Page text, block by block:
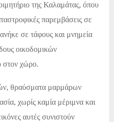
της Καλαμάτας, όπου
παρεμβάσεις σε
σε τάφους και μνημεία
οικοδομικών
στον χώρο.
θραύσματα μαρμάρων
χωρίς καμία μέριμνα και
αυτές συνιστούν